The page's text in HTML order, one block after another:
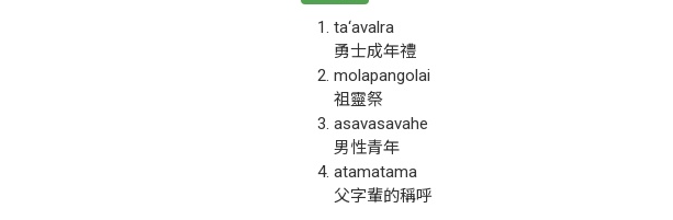
ta‘avalra
勇士成年禮
molapangolai
祖靈祭
asavasavahe
男性青年
atamatama
父字輩的稱呼